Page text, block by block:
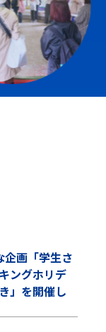
画「学生さ
ングホリデ
」を開催し